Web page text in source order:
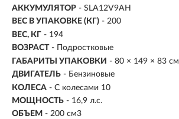
АККУМУЛЯТОР - SLA12V9AH
ВЕС В УПАКОВКЕ (КГ) - 200
ВЕС, КГ - 194
ВОЗРАСТ -
Подростковые
ГАБАРИТЫ УПАКОВКИ - 80 × 149 × 83 см
ДВИГАТЕЛЬ - Бензиновые
КОЛЕСА - С колесами 10
МОЩНОСТЬ - 16,9 л.с.
ОБЪЕМ - 200 см3